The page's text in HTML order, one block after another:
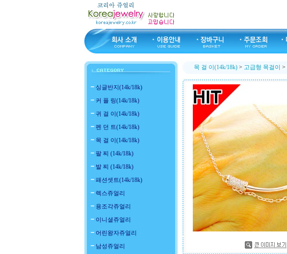
싱글반지(14k/18k)
커 플 링(14k/18k)
귀 걸 이(14k/18k)
펜 던 트(14k/18k)
목 걸 이(14k/18k)
팔 찌 (14k/18k)
발 찌 (14k/18k)
패션셋트(14k/18k)
렉스쥬얼리
용조각쥬얼리
이니셜쥬얼리
어린왕자쥬얼리
남성쥬얼리
목 걸 이(14k/18k) > 고급형 목걸이 >